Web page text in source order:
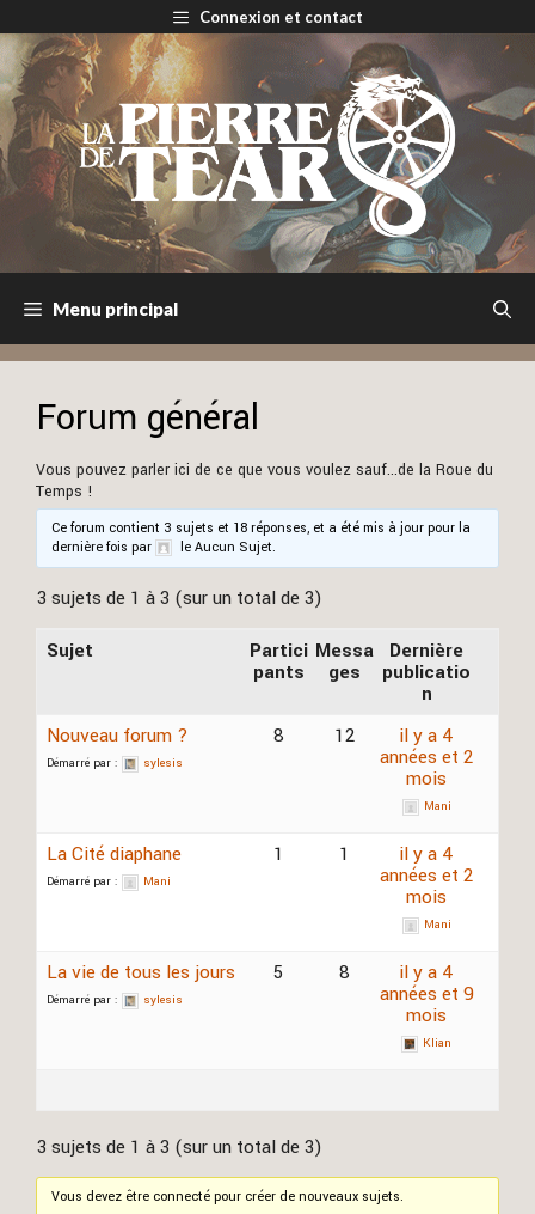
au
contenu
Connexion et contact
Menu principal
Forum général
Vous pouvez parler ici de ce que vous voulez sauf...de la Roue du
Temps !
Ce forum contient 3 sujets et 18 réponses, et a été mis à jour pour la
dernière fois par
le Aucun Sujet.
3 sujets de 1 à 3 (sur un total de 3)
Sujet
Partici
pants
Messa
ges
Dernière
publicatio
n
Nouveau forum ?
Démarré par : sylesis
8 12
il y a 4
années et 2
mois
Mani
La Cité diaphane
Démarré par : Mani
1 1
il y a 4
années et 2
mois
Mani
La vie de tous les jours
Démarré par : sylesis
5 8
il y a 4
années et 9
mois
Klian
3 sujets de 1 à 3 (sur un total de 3)
Vous devez être connecté pour créer de nouveaux sujets.